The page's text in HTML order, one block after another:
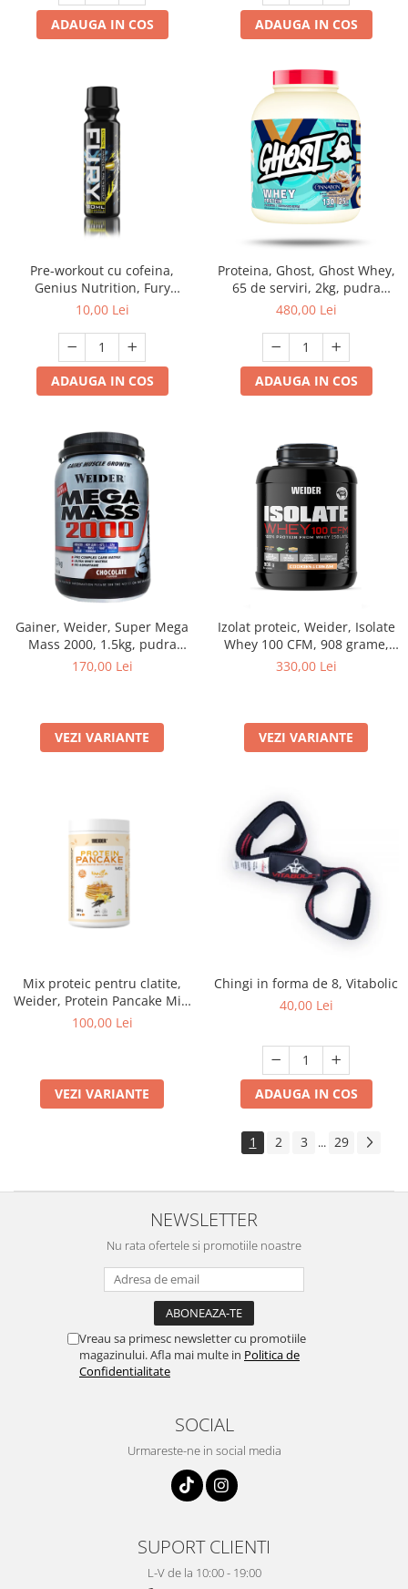
ADAUGA IN COS ADAUGA IN COS
Pre-workout cu cofeina,
Genius Nutrition, Fury
Extreme, Shot de 80ml
10,00 Lei
ADAUGA IN COS
Proteina, Ghost, Ghost Whey,
65 de serviri, 2kg, pudra
proteica
480,00 Lei
ADAUGA IN COS
Gainer, Weider, Super Mega
Mass 2000, 1.5kg, pudra
proteica
170,00 Lei
VEZI VARIANTE
Izolat proteic, Weider, Isolate
Whey 100 CFM, 908 grame,
pudra proteica
330,00 Lei
VEZI VARIANTE
Mix proteic pentru clatite,
Weider, Protein Pancake Mix,
600 de grame, pudra
100,00 Lei
VEZI VARIANTE
Chingi in forma de 8, Vitabolic
40,00 Lei
ADAUGA IN COS
1 2 3 ... 29
NEWSLETTER
Nu rata ofertele si promotiile noastre
Vreau sa primesc newsletter cu promotiile
magazinului. Afla mai multe in Politica de
Confidentialitate
SOCIAL
Urmareste-ne in social media
SUPORT CLIENTI
L-V de la 10:00 - 19:00